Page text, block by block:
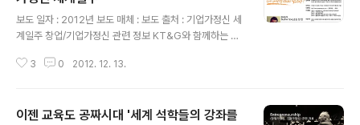
보도 일자 : 2012년 보도 매체 : 보도 출처 : 기업가정신 세
계일주 창업/기업가정신 관련 정보 KT&G와 함께하는 액
기 : http://www.sangsanguniv.com/academy/?cm
2012.12.312013.01.07(월)~2013.02.04(월) (매주
3 0 2012. 12. 13.
이젠 교육도 공짜시대 '세계 석학들의 강좌를